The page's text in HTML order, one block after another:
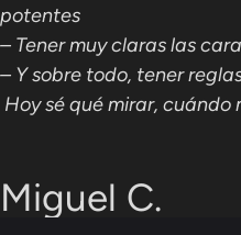
potentes
– Tener muy claras las
– Y sobre todo, tener
Hoy sé qué mirar, cuándo
Miguel C.